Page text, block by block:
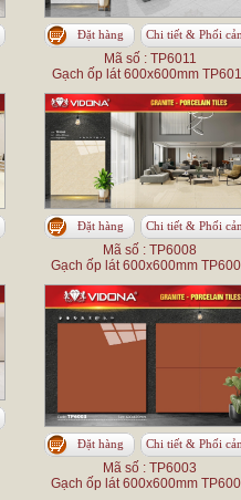
Đặt hàng Chi tiết & Phối
Mã số : TP6011
Gạch ốp lát 600x600mm
Đặt hàng Chi tiết & Phối
Mã số : TP6008
Gạch ốp lát 600x600mm
Đặt hàng Chi tiết & Phối
Mã số : TP6003
Gạch ốp lát 600x600mm